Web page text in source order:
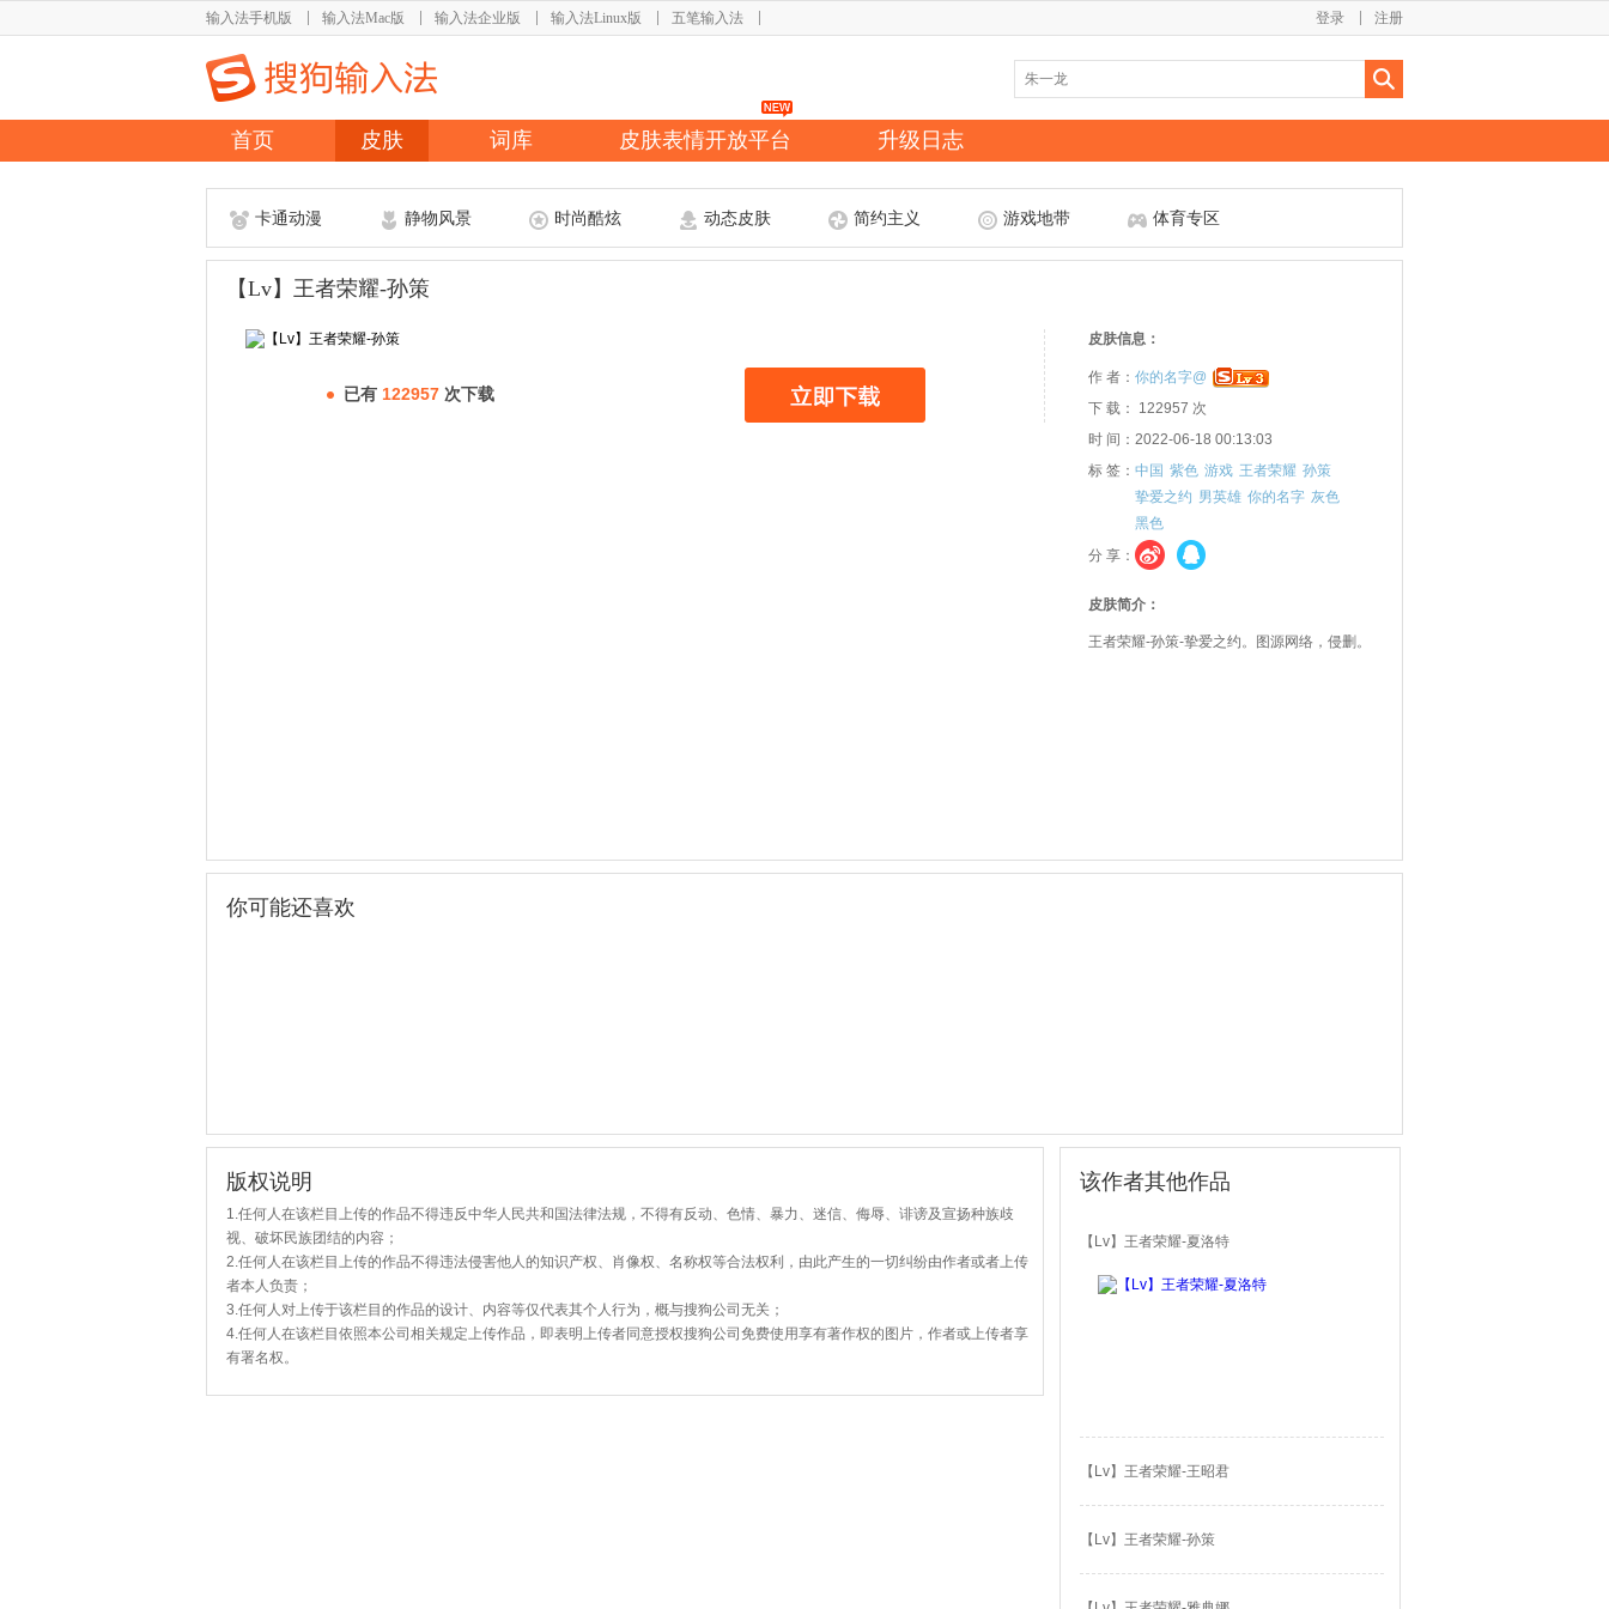
输入法手机版 输入法Mac版 输入法企业版 输入法Linux版 五笔输入法 注册
登录
首页 皮肤 词库 皮肤表情开放平台 升级日志
卡通动漫 静物风景 时尚酷炫 动态皮肤 简约主义 游戏地带 体育专区
【Lv】王者荣耀-孙策
已有 122957 次下载
皮肤信息：
作 者： 你的名字@
下 载： 122957 次
时 间：2022-06-18 00:13:03
标 签： 中国 紫色 游戏 王者荣耀 孙策
挚爱之约 男英雄 你的名字 灰色
黑色
分 享：
皮肤简介：
王者荣耀-孙策-挚爱之约。图源网络，侵删。
你可能还喜欢
版权说明
1.任何人在该栏目上传的作品不得违反中华人民共和国法律法规，不得有反动、色情、暴力、迷信、侮辱、诽谤及宣扬种族歧
视、破坏民族团结的内容；
2.任何人在该栏目上传的作品不得违法侵害他人的知识产权、肖像权、名称权等合法权利，由此产生的一切纠纷由作者或者上传
者本人负责；
3.任何人对上传于该栏目的作品的设计、内容等仅代表其个人行为，概与搜狗公司无关；
4.任何人在该栏目依照本公司相关规定上传作品，即表明上传者同意授权搜狗公司免费使用享有著作权的图片，作者或上传者享
有署名权。
该作者其他作品
【Lv】王者荣耀-夏洛特
【Lv】王者荣耀-王昭君
【Lv】王者荣耀-孙策